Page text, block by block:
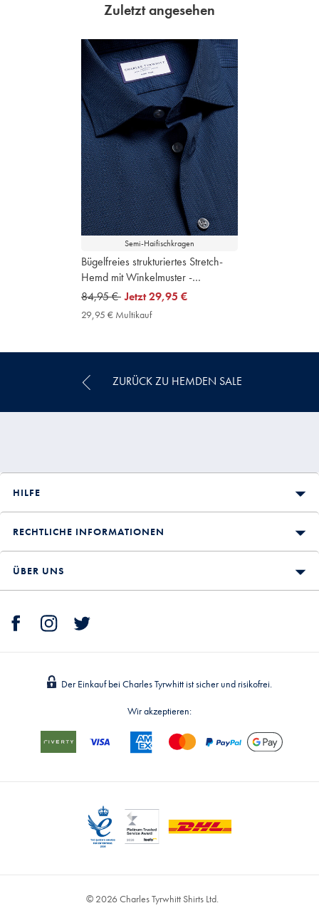
Zuletzt angesehen
Semi-Haifischkragen
Bügelfreies strukturiertes Stretch-
Hemd mit Winkelmuster -
Jeansblau
was
84,95
84,95 € now
29,95
Jetzt29,95 €
29,95 € Multikauf29,95
Price
ZURÜCK ZU HEMDEN SALE
HILFE
RECHTLICHE INFORMATIONEN
ÜBER UNS
Der Einkauf bei Charles Tyrwhitt ist sicher und risikofrei.
Wir akzeptieren:
© 2026 Charles Tyrwhitt Shirts Ltd.